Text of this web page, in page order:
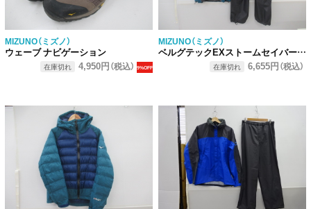
MIZUNO（ミズノ）
ウェーブ ナビゲーション
在庫切れ 4,950円（税込） 9%OFF
MIZUNO（ミズノ）
ベルグテックEXストームセイバー レインスーツ
在庫切れ 6,655円（税込）